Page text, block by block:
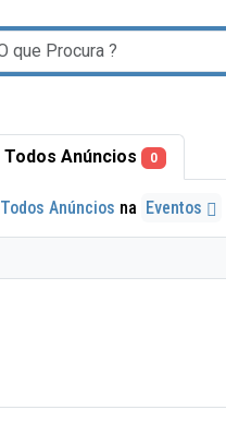
Todos Anúncios 0
Todos Anúncios na Eventos